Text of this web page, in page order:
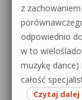
Wyszukiwanie
z
odpowiednio
w to
muzykę
całość
Czytaj dalej